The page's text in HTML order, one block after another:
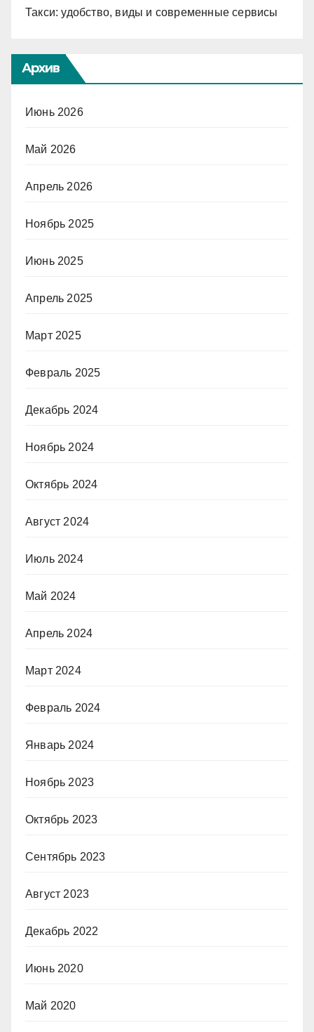
Такси: удобство, виды и современные сервисы
Архив
Июнь 2026
Май 2026
Апрель 2026
Ноябрь 2025
Июнь 2025
Апрель 2025
Март 2025
Февраль 2025
Декабрь 2024
Ноябрь 2024
Октябрь 2024
Август 2024
Июль 2024
Май 2024
Апрель 2024
Март 2024
Февраль 2024
Январь 2024
Ноябрь 2023
Октябрь 2023
Сентябрь 2023
Август 2023
Декабрь 2022
Июнь 2020
Май 2020